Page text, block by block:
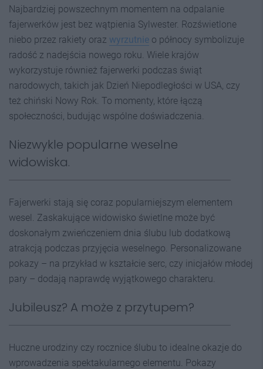
Najbardziej powszechnym momentem na odpalanie
fajerwerków jest bez wątpienia Sylwester. Rozświetlone
niebo przez rakiety oraz wyrzutnie o północy symbolizuje
radość z nadejścia nowego roku. Wiele krajów
wykorzystuje również fajerwerki podczas świąt
narodowych, takich jak Dzień Niepodległości w USA, czy
też chiński Nowy Rok. To momenty, które łączą
społeczności, budując wspólne doświadczenia.
Niezwykle popularne weselne
widowiska.
Fajerwerki stają się coraz popularniejszym elementem
wesel. Zaskakujące widowisko świetlne może być
doskonałym zwieńczeniem dnia ślubu lub dodatkową
atrakcją podczas przyjęcia weselnego. Personalizowane
pokazy – na przykład w kształcie serc, czy inicjałów młodej
pary – dodają naprawdę wyjątkowego charakteru.
Jubileusz? A może z przytupem?
Huczne urodziny czy rocznice ślubu to idealne okazje do
wprowadzenia spektakularnego elementu. Pokazy